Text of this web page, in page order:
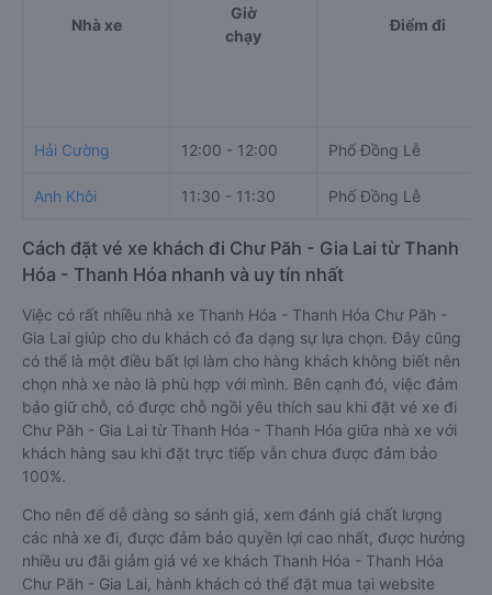
Nhà xe
Giờ
chạy
Điểm đi
Hải Cường 12:00 - 12:00 Phố Đồng Lễ
Anh Khôi 11:30 - 11:30 Phố Đồng Lễ
Cách đặt vé xe khách đi Chư Păh - Gia Lai từ Thanh
Hóa - Thanh Hóa nhanh và uy tín nhất
Việc có rất nhiều nhà xe Thanh Hóa - Thanh Hóa Chư Păh -
Gia Lai giúp cho du khách có đa dạng sự lựa chọn. Đây cũng
có thể là một điều bất lợi làm cho hàng khách không biết nên
chọn nhà xe nào là phù hợp với mình. Bên cạnh đó, việc đảm
bảo giữ chỗ, có được chỗ ngồi yêu thích sau khi đặt vé xe đi
Chư Păh - Gia Lai từ Thanh Hóa - Thanh Hóa giữa nhà xe với
khách hàng sau khi đặt trực tiếp vẫn chưa được đảm bảo
100%.
Cho nên để dễ dàng so sánh giá, xem đánh giá chất lượng
các nhà xe đi, được đảm bảo quyền lợi cao nhất, được hưởng
nhiều ưu đãi giảm giá vé xe khách Thanh Hóa - Thanh Hóa
Chư Păh - Gia Lai, hành khách có thể đặt mua tại website